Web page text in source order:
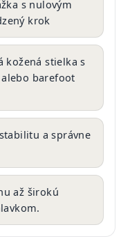
s nulovým
krok
kožená stielka s
barefoot
a správne
až širokú